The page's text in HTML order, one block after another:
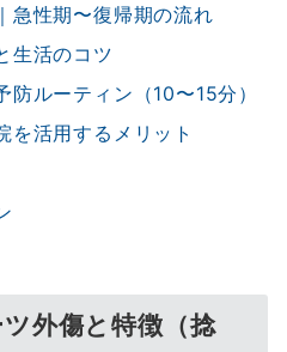
急性期〜復帰期の流れ
生活のコツ
ルーティン（10〜15分）
を活用するメリット
外傷と特徴（捻